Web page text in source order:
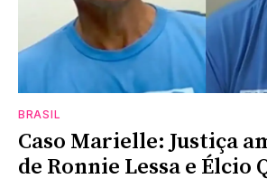
BRASIL
Caso Marielle: Justiça
de Ronnie Lessa e Élcio